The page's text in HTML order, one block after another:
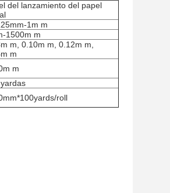
del lanzamiento del papel
1m m
1500m m
m, 0.10m m, 0.12m m,
m
m
roll